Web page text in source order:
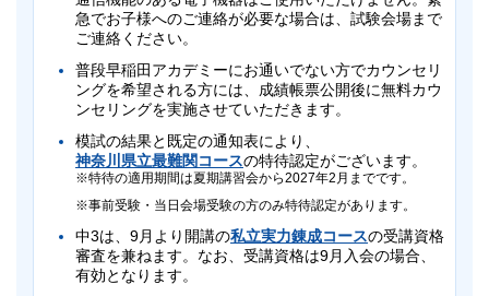
急でお子様へのご連絡が必要な場合は、試験会場まで
ご連絡ください。
普段早稲田アカデミーにお通いでない方でカウンセリ
ングを希望される方には、成績帳票公開後に無料カウ
ンセリングを実施させていただきます。
模試の結果と既定の通知表により、
神奈川県立最難関コースの特待認定がございます。
特待の適用期間は夏期講習会から2027年2月までです。
事前受験・当日会場受験の方のみ特待認定があります。
中3は、9月より開講の私立実力錬成コースの受講資格
審査を兼ねます。なお、受講資格は9月入会の場合、
有効となります。